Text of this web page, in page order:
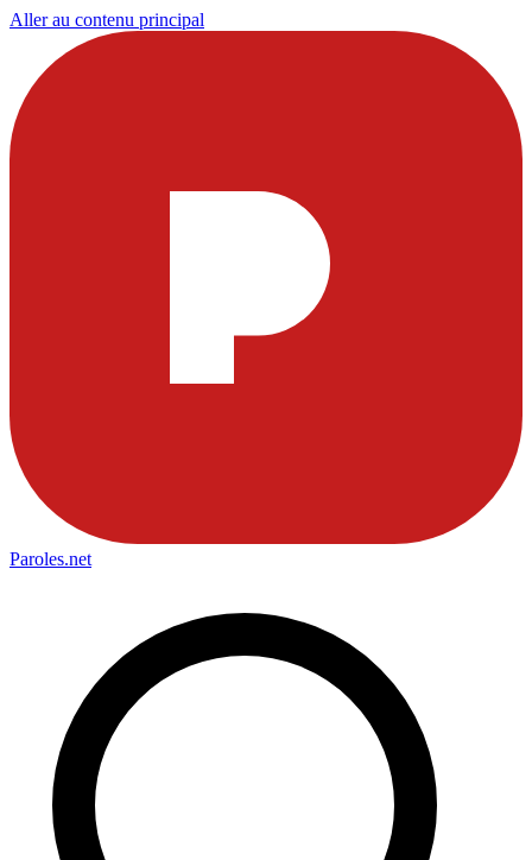
Aller au contenu principal
Paroles.net